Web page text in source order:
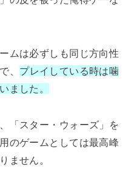
ムは必ずしも同じ方向性
、 プレイしている時は噛
ました。
「スター・ウォーズ」を
のゲームとしては最高峰
ません。